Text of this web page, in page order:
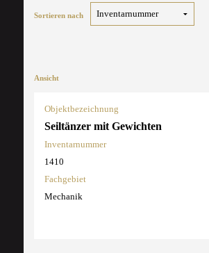
Sortieren nach
Ansicht
Objektbezeichnung
Seiltänzer mit Gewichten
Inventarnummer
1410
Fachgebiet
Mechanik